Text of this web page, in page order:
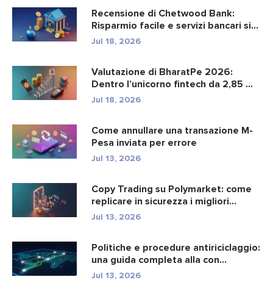
Recensione di Chetwood Bank:
Risparmio facile e servizi bancari si...
Jul 18, 2026
Valutazione di BharatPe 2026:
Dentro l’unicorno fintech da 2,85 ...
Jul 18, 2026
Come annullare una transazione M-
Pesa inviata per errore
Jul 13, 2026
Copy Trading su Polymarket: come
replicare in sicurezza i migliori...
Jul 13, 2026
Politiche e procedure antiriciclaggio:
una guida completa alla con...
Jul 13, 2026